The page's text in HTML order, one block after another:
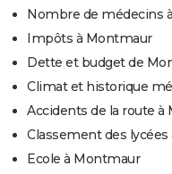
Nombre de médecins
Impôts à Montmaur
Dette et budget de
Climat et historique
Accidents de la route à
Classement des
Ecole à Montmaur